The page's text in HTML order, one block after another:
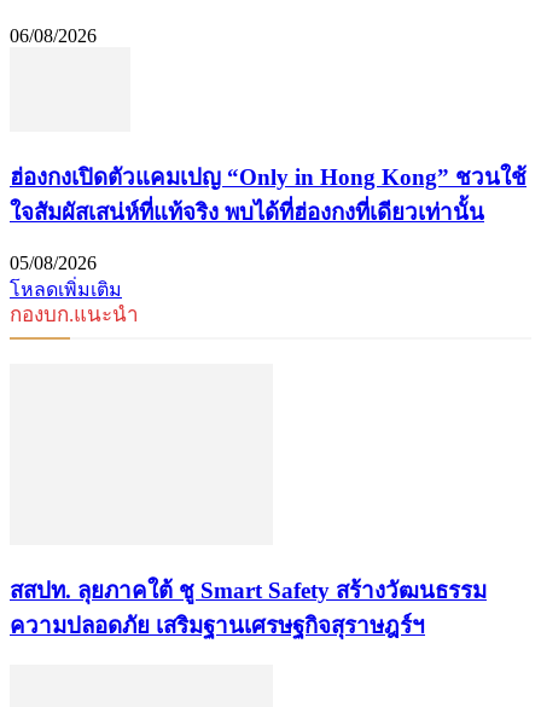
06/08/2026
ฮ่องกงเปิดตัวแคมเปญ “Only in Hong Kong” ชวนใช้
ใจสัมผัสเสน่ห์ที่แท้จริง พบได้ที่ฮ่องกงที่เดียวเท่านั้น
05/08/2026
โหลดเพิ่มเติม
กองบก.แนะนำ
​สสปท. ลุยภาคใต้ ชู Smart Safety สร้างวัฒนธรรม
ความปลอดภัย เสริมฐานเศรษฐกิจสุราษฎร์ฯ